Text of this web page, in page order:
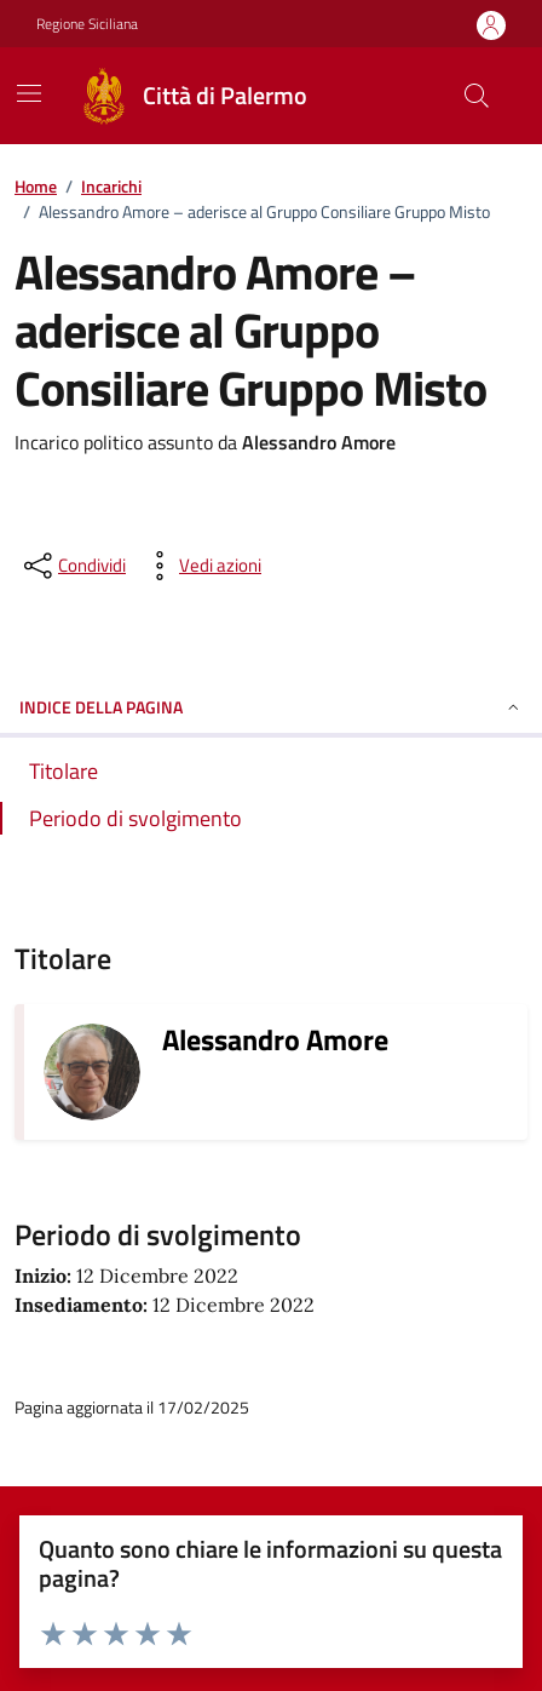
Vai ai contenuti
Vai al footer
Regione Siciliana
Città di Palermo
Home / Incarichi
/ Alessandro Amore – aderisce al Gruppo Consiliare Gruppo Misto
Alessandro Amore –
aderisce al Gruppo
Consiliare Gruppo Misto
Incarico politico assunto daAlessandro Amore
Condividi Vedi azioni
INDICE DELLA PAGINA
Titolare
Periodo di svolgimento
Titolare
Alessandro Amore
Periodo di svolgimento
Inizio: 12 Dicembre 2022
Insediamento: 12 Dicembre 2022
Pagina aggiornata il 17/02/2025
Quanto sono chiare le informazioni su questa
pagina?
Valuta 5 stelle su 5
Valuta 4 stelle su 5
Valuta 3 stelle su 5
Valuta 2 stelle su 5
Valuta 1 stelle su 5